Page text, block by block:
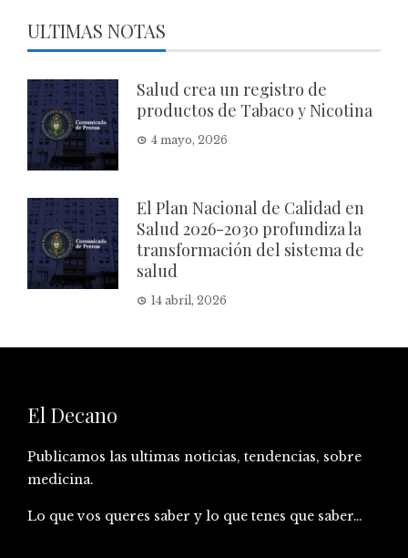
ULTIMAS NOTAS
Salud crea un registro de
productos de Tabaco y Nicotina
4 mayo, 2026
El Plan Nacional de Calidad en
Salud 2026-2030 profundiza la
transformación del sistema de
salud
14 abril, 2026
El Decano
Publicamos las ultimas noticias, tendencias, sobre
medicina.
Lo que vos queres saber y lo que tenes que saber…